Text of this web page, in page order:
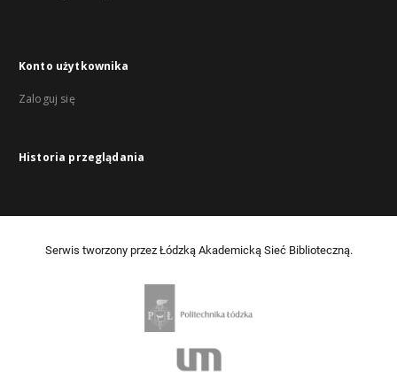
Konto użytkownika
Zaloguj się
Historia przeglądania
Serwis tworzony przez Łódzką Akademicką Sieć Biblioteczną.